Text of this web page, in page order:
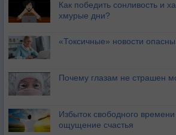
Как победить сонливость и
хмурые дни?
«Токсичные» новости
Почему глазам не страшен
Избыток свободного
ощущение счастья